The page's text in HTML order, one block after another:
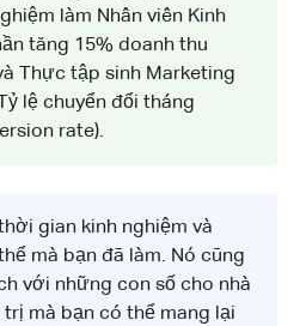
làm Nhân viên Kinh
tăng 15% doanh thu
Thực tập sinh Marketing
lệ chuyển đổi tháng
rate).
gian kinh nghiệm và
mà bạn đã làm. Nó cũng
với những con số cho nhà
mà bạn có thể mang lại